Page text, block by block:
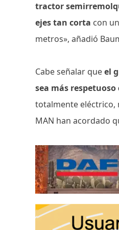
tractor
ejes tan corta con
metros», añadió
Cabe señalar queel
sea más
totalmente eléctrico,
MAN han acordado